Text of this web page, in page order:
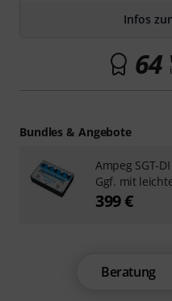
Infos
64
Beratung
Bundles & Angebote
Ampeg SGT-
Ggf. mit
399 €